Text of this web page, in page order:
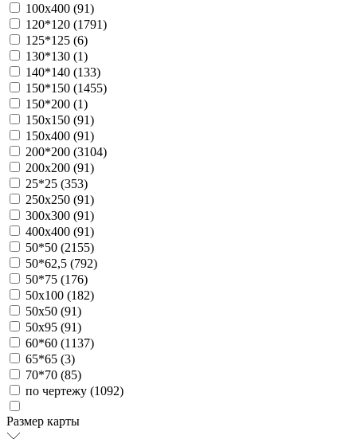
100х400 (91)
120*120 (1791)
125*125 (6)
130*130 (1)
140*140 (133)
150*150 (1455)
150*200 (1)
150х150 (91)
150х400 (91)
200*200 (3104)
200х200 (91)
25*25 (353)
250х250 (91)
300х300 (91)
400х400 (91)
50*50 (2155)
50*62,5 (792)
50*75 (176)
50х100 (182)
50х50 (91)
50х95 (91)
60*60 (1137)
65*65 (3)
70*70 (85)
по чертежу (1092)
Размер карты